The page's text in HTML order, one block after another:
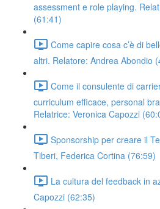
assessment e role playing.
(61:41)
Come capire cosa c’è di
altri. Relatore: Andrea Abondio
Come il consulente di
curriculum efficace, personal
Relatrice: Veronica Capozzi
Sponsorship per creare il
Tiberi, Federica Cortina (76:59)
La cultura del feedback in
Capozzi (62:35)